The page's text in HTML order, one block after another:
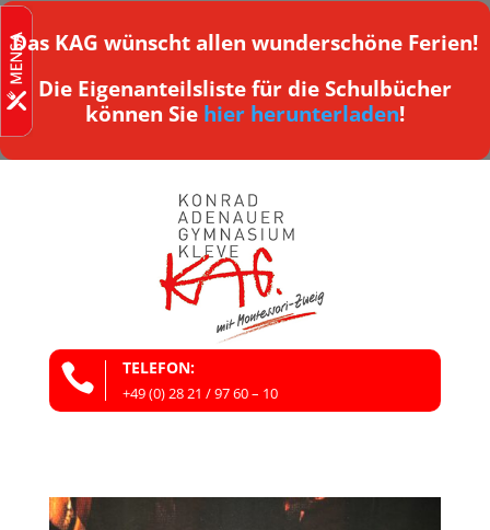
Das KAG wünscht allen wunderschöne Ferien!
Die Eigenanteilsliste für die Schulbücher
können Sie hier herunterladen!
 TELEFON:
+49 (0) 28 21 / 97 60 – 10